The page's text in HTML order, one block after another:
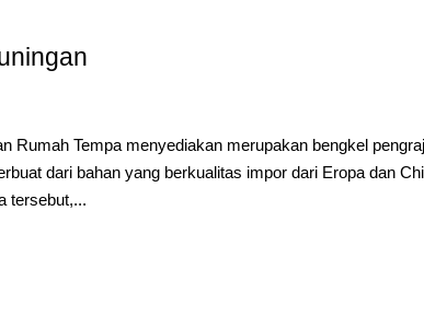
Rumah Tempa menyediakan merupakan bengkel
dari bahan yang berkualitas impor dari Eropa dan
tersebut,...